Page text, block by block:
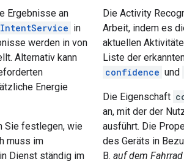
Ergebnisse an
IntentService in
werden in von
Alternativ kann
Energie
Sie festlegen, wie
muss im
Dienst ständig im
Die Activity
Arbeit, indem es
aktuellen
Liste der
confidence und
Die Eigenschaft
an, mit der der
ausführt. Die
des Geräts in
B. auf dem Fahrrad